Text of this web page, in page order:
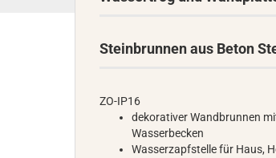
Steinbrunnen aus Beton
ZO-IP16
dekorativer Wandbrunnen
Wasserbecken
Wasserzapfstelle für Haus,